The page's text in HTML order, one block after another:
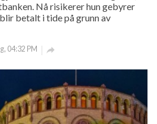
Nå risikerer hun gebyrer
betalt i tide på grunn av
04:32 PM 